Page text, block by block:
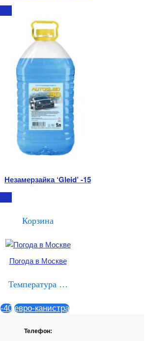
Незамерзайка ‘Gleid’ -15
Корзина
Погода в Москве
Температура …
-40 евро-канистра
Телефон: